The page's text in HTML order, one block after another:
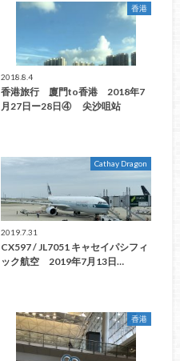
香港
2018.8.4
香港旅行 廈門to香港 2018年7
月27日ー28日④ 尖沙咀站
Cathay Dragon
2019.7.31
CX597 / JL7051 キャセイパシフィ
ック航空 2019年7月13日…
香港